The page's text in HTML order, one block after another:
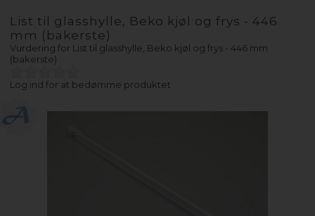
List til glasshylle, Beko kjøl og frys - 446
mm (bakerste)
Vurdering for List til glasshylle, Beko kjøl og frys - 446 mm
(bakerste)
Log ind for at bedømme produktet